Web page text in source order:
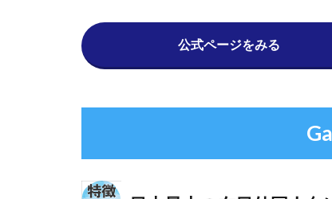
ス
れ
の方
公式ページをみる